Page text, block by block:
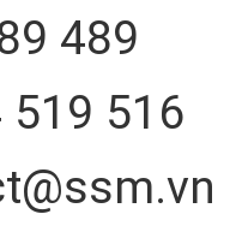
489
516